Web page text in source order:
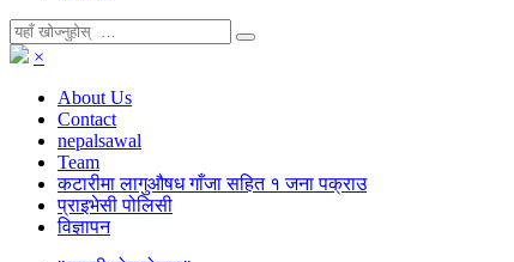
×
About Us
Contact
nepalsawal
Team
कटारीमा लागुऔषध गाँजा सहित १ जना पक्राउ
प्राइभेसी पोलिसी
विज्ञापन